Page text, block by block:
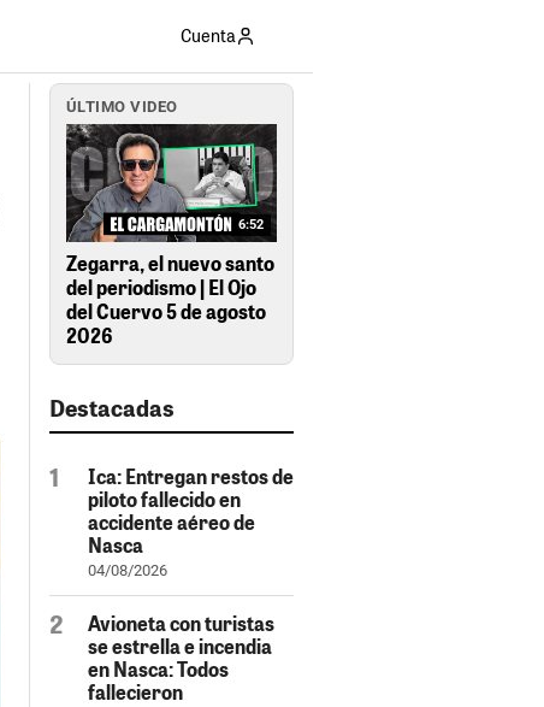
Cuenta
ÚLTIMO VIDEO
6:52
Zegarra, el nuevo santo
del periodismo | El Ojo
del Cuervo 5 de agosto
2026
Destacadas
Ica: Entregan restos de
piloto fallecido en
accidente aéreo de
Nasca
04/08/2026
Avioneta con turistas
se estrella e incendia
en Nasca: Todos
fallecieron